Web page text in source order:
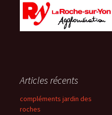
Articles récents
compléments jardin des
roches